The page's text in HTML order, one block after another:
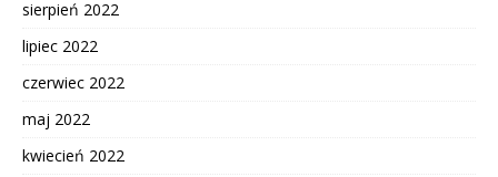
sierpień 2022
lipiec 2022
czerwiec 2022
maj 2022
kwiecień 2022